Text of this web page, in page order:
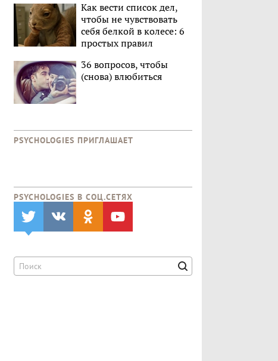
Как вести список дел,
чтобы не чувствовать
себя белкой в колесе: 6
простых правил
36 вопросов, чтобы
(снова) влюбиться
PSYCHOLOGIES ПРИГЛАШАЕТ
PSYCHOLOGIES В CОЦ.СЕТЯХ